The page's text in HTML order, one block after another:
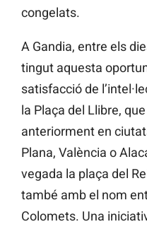
congelats.
A Gandia, entre els
tingut aquesta
satisfacció de
la Plaça del Llibre,
anteriorment en
Plana, València o
vegada la plaça del
també amb el nom
Colomets. Una